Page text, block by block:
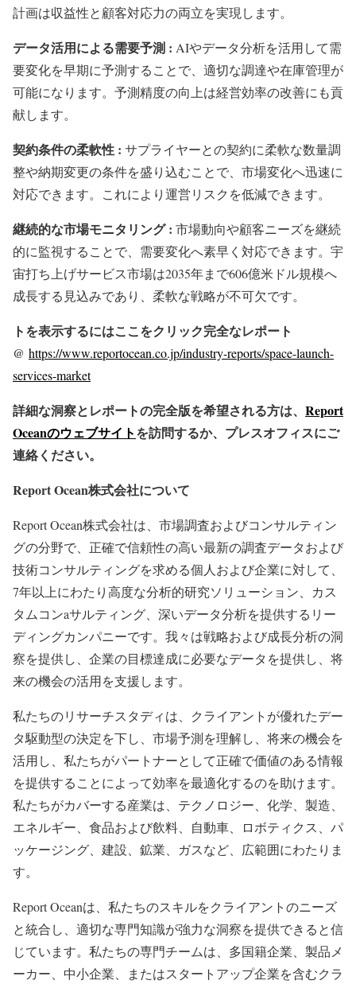
計画は収益性と顧客対応力の両立を実現します。
データ活用による需要予測 : AIやデータ分析を活用して需
要変化を早期に予測することで、適切な調達や在庫管理が
可能になります。予測精度の向上は経営効率の改善にも貢
献します。
契約条件の柔軟性 : サプライヤーとの契約に柔軟な数量調
整や納期変更の条件を盛り込むことで、市場変化へ迅速に
対応できます。これにより運営リスクを低減できます。
継続的な市場モニタリング : 市場動向や顧客ニーズを継続
的に監視することで、需要変化へ素早く対応できます。宇
宙打ち上げサービス市場は2035年まで606億米ドル規模へ
成長する見込みであり、柔軟な戦略が不可欠です。
トを表示するにはここをクリック完全なレポート
@ https://www.reportocean.co.jp/industry-reports/space-launch-
services-market
詳細な洞察とレポートの完全版を希望される方は、 Report
Oceanのウェブサイトを訪問するか、プレスオフィスにご
連絡ください。
Report Ocean株式会社について
Report Ocean株式会社は、市場調査およびコンサルティン
グの分野で、正確で信頼性の高い最新の調査データおよび
技術コンサルティングを求める個人および企業に対して、
7年以上にわたり高度な分析的研究ソリューション、カス
タムコンaサルティング、深いデータ分析を提供するリー
ディングカンパニーです。我々は戦略および成長分析の洞
察を提供し、企業の目標達成に必要なデータを提供し、将
来の機会の活用を支援します。
私たちのリサーチスタディは、クライアントが優れたデー
タ駆動型の決定を下し、市場予測を理解し、将来の機会を
活用し、私たちがパートナーとして正確で価値のある情報
を提供することによって効率を最適化するのを助けます。
私たちがカバーする産業は、テクノロジー、化学、製造、
エネルギー、食品および飲料、自動車、ロボティクス、パ
ッケージング、建設、鉱業、ガスなど、広範囲にわたりま
す。
Report Oceanは、私たちのスキルをクライアントのニーズ
と統合し、適切な専門知識が強力な洞察を提供できると信
じています。私たちの専門チームは、多国籍企業、製品メ
ーカー、中小企業、またはスタートアップ企業を含むクラ